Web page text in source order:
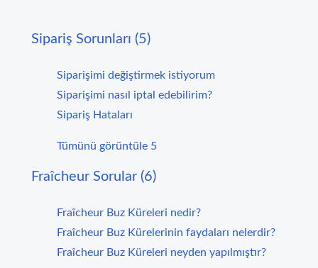
Sipariş Sorunları (5)
Siparişimi değiştirmek istiyorum
Siparişimi nasıl iptal edebilirim?
Sipariş Hataları
Tümünü görüntüle 5
Fraîcheur Sorular (6)
Fraîcheur Buz Küreleri nedir?
Fraîcheur Buz Kürelerinin faydaları nelerdir?
Fraîcheur Buz Küreleri neyden yapılmıştır?